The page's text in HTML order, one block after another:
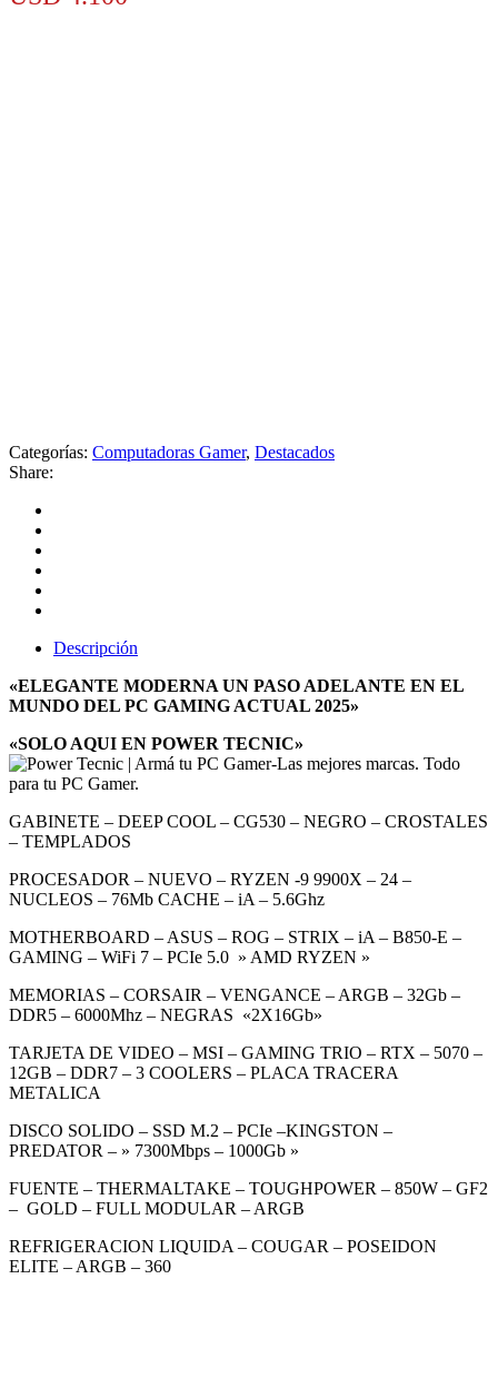
Categorías: Computadoras Gamer, Destacados
Share:
Descripción
«ELEGANTE MODERNA UN PASO ADELANTE EN EL
MUNDO DEL PC GAMING ACTUAL 2025»
«SOLO AQUI EN POWER TECNIC»
GABINETE – DEEP COOL – CG530 – NEGRO – CROSTALES
– TEMPLADOS
PROCESADOR – NUEVO – RYZEN -9 9900X – 24 –
NUCLEOS – 76Mb CACHE – iA – 5.6Ghz
MOTHERBOARD – ASUS – ROG – STRIX – iA – B850-E –
GAMING – WiFi 7 – PCIe 5.0 » AMD RYZEN »
MEMORIAS – CORSAIR – VENGANCE – ARGB – 32Gb –
DDR5 – 6000Mhz – NEGRAS «2X16Gb»
TARJETA DE VIDEO – MSI – GAMING TRIO – RTX – 5070 –
12GB – DDR7 – 3 COOLERS – PLACA TRACERA
METALICA
DISCO SOLIDO – SSD M.2 – PCIe –KINGSTON –
PREDATOR – » 7300Mbps – 1000Gb »
FUENTE – THERMALTAKE – TOUGHPOWER – 850W – GF2
– GOLD – FULL MODULAR – ARGB
REFRIGERACION LIQUIDA – COUGAR – POSEIDON
ELITE – ARGB – 360